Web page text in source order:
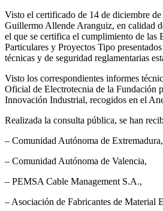
Visto el certificado de 14 de diciembre
Guillermo Allende Aranguiz, en calidad
el que se certifica el cumplimiento de las
Particulares y Proyectos Tipo
técnicas y de seguridad reglamentarias
Visto los correspondientes informes
Oficial de Electrotecnia de la Fundación
Innovación Industrial, recogidos en el
Realizada la consulta pública, se han
– Comunidad Autónoma de Extremadura,
– Comunidad Autónoma de Valencia,
– PEMSA Cable Management S.A.,
– Asociación de Fabricantes de Material